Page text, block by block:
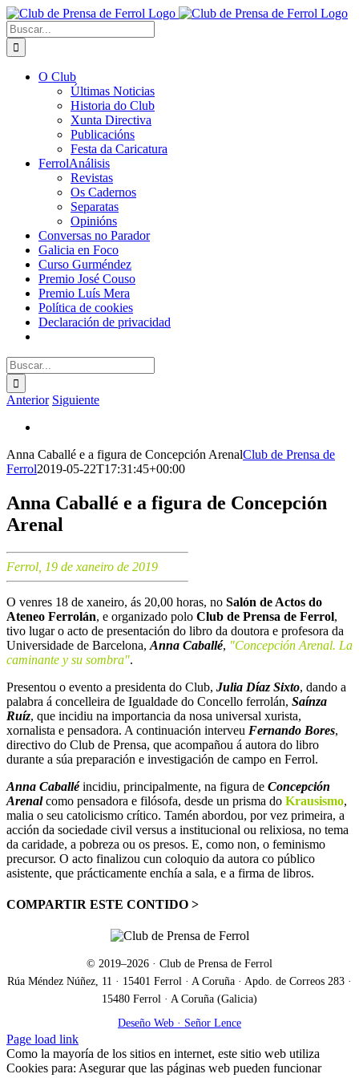
Saltar
al
contenido
Buscar:
O Club
Últimas Noticias
Historia do Club
Xunta Directiva
Publicacións
Festa da Caricatura
FerrolAnálisis
Revistas
Os Cadernos
Separatas
Opinións
Conversas no Parador
Galicia en Foco
Curso Gurméndez
Premio José Couso
Premio Luís Mera
Política de cookies
Declaración de privacidad
Buscar:
Anterior Siguiente
más
grande
Anna Caballé e a figura de Concepción ArenalClub de Prensa de
Ferrol2019-05-22T17:31:45+00:00
Anna Caballé e a figura de Concepción
Arenal
Ferrol, 19 de xaneiro de 2019
O venres 18 de xaneiro, ás 20,00 horas, no Salón de Actos do
Ateneo Ferrolán, e organizado polo Club de Prensa de Ferrol,
tivo lugar o acto de presentación do libro da doutora e profesora da
Universidade de Barcelona, Anna Caballé, "Concepción Arenal. La
caminante y su sombra".
Presentou o evento a presidenta do Club, Julia Díaz Sixto, dando a
palabra á concelleira de Igualdade do Concello ferrolán, Saínza
Ruíz, que incidiu na importancia da nosa universal xurista,
xornalista e pensadora. A continuación interveu Fernando Bores,
directivo do Club de Prensa, que acompañou á autora do libro
durante a súa preparación e investigación de campo en Ferrol.
Anna Caballéincidiu, principalmente, na figura de Concepción
Arenalcomo pensadora e filósofa, desde un prisma do Krausismo,
malia o seu catolicismo crítico. Tamén abordou, por vez primeira, a
acción da sociedade civil versus a institucional ou relixiosa, no tema
da caridade, a pobreza ou os presos. E, como non, o feminismo
precursor. O acto finalizou cun coloquio da autora co público
asistente, que prácticamente enchía a sala, e a firma de libros.
COMPARTIR ESTE CONTIDO >
© 2019–2026 · Club de Prensa de Ferrol
Rúa Méndez Núñez, 11 · 15401 Ferrol · A Coruña · Apdo. de Correos 283 ·
15480 Ferrol · A Coruña (Galicia)
Deseño Web · Señor Lence
Facebook
X
Correo
electrónico
Page load link
Como la mayoría de los sitios en internet, este sitio web utiliza
Cookies para: Asegurar que las páginas web pueden funcionar